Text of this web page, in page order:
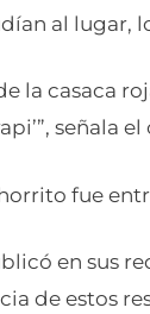
al
la casaca
señala
fue
en sus
de estos